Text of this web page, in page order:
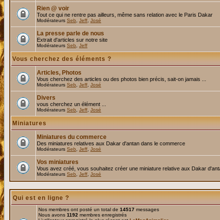
Rien @ voir
Tout ce qui ne rentre pas ailleurs, même sans relation avec le Paris Dakar
Modérateurs Seb Jeff José
La presse parle de nous
Extrait d'articles sur notre site
Modérateurs Seb Jeff
Vous cherchez des éléments ?
Articles, Photos
Vous cherchez des articles ou des photos bien précis, sait-on jamais ...
Modérateurs Seb Jeff José
Divers
vous cherchez un élément ...
Modérateurs Seb Jeff José
Miniatures
Miniatures du commerce
Des miniatures relatives aux Dakar d'antan dans le commerce
Modérateurs Seb Jeff José
Vos miniatures
Vous avez créé, vous souhaitez créer une miniature relative aux Dakar
Modérateurs Seb Jeff José
Qui est en ligne ?
Nos membres ont posté un total de 14517 messages
Nous avons 1192 membres enregistrés